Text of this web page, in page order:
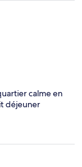
calme en
déjeuner